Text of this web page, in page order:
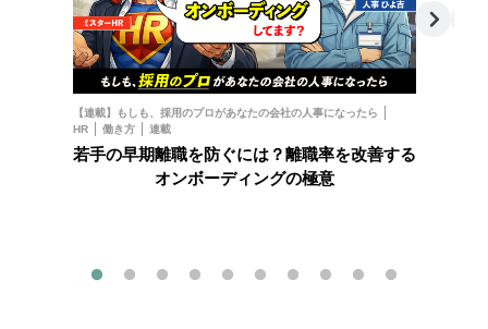
【連載】もしも、採用のプロがあなたの会社の人事になったら
HR
働き方 連載
若手の早期離職を防ぐには？離職率を改善する
オンボーディングの極意